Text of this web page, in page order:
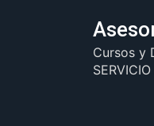
Cursos y